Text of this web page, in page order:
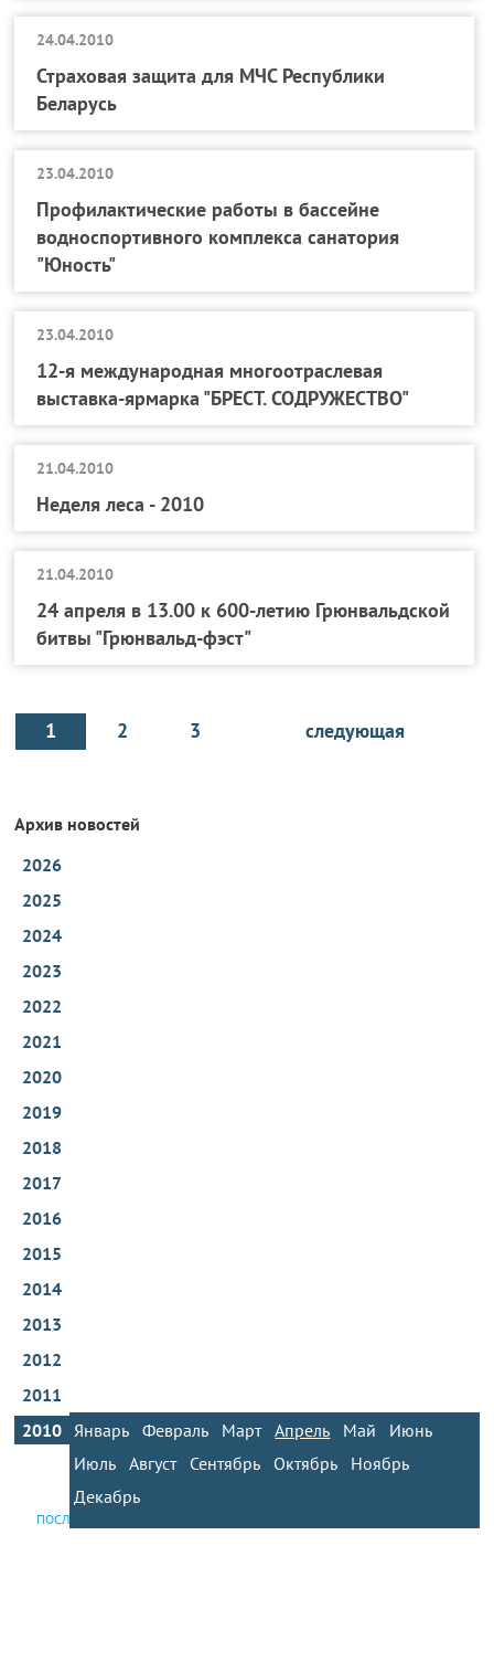
24.04.2010
Страховая защита для МЧС Республики
Беларусь
23.04.2010
Профилактические работы в бассейне
водноспортивного комплекса санатория
"Юность"
23.04.2010
12-я международная многоотраслевая
выставка-ярмарка "БРЕСТ. СОДРУЖЕСТВО"
21.04.2010
Неделя леса - 2010
21.04.2010
24 апреля в 13.00 к 600-летию Грюнвальдской
битвы "Грюнвальд-фэст"
1 2 3 следующая
Архив новостей
2026
2025
2024
2023
2022
2021
2020
2019
2018
2017
2016
2015
2014
2013
2012
2011
2010 Январь Февраль Март Апрель Май
Июнь
Июль
Август Сентябрь Октябрь
Ноябрь
Декабрь
ПОСЛЕДНИЕ НОВОСТИ